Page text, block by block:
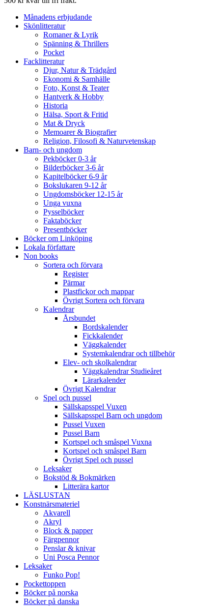
Månadens erbjudande
Skönlitteratur
Romaner & Lyrik
Spänning & Thrillers
Pocket
Facklitteratur
Djur, Natur & Trädgård
Ekonomi & Samhälle
Foto, Konst & Teater
Hantverk & Hobby
Historia
Hälsa, Sport & Fritid
Mat & Dryck
Memoarer & Biografier
Religion, Filosofi & Naturvetenskap
Barn- och ungdom
Pekböcker 0-3 år
Bilderböcker 3-6 år
Kapitelböcker 6-9 år
Bokslukaren 9-12 år
Ungdomsböcker 12-15 år
Unga vuxna
Pysselböcker
Faktaböcker
Presentböcker
Böcker om Linköping
Lokala författare
Non books
Sortera och förvara
Register
Pärmar
Plastfickor och mappar
Övrigt Sortera och förvara
Kalendrar
Årsbundet
Bordskalender
Fickkalender
Väggkalender
Systemkalendrar och tillbehör
Elev- och skolkalendrar
Väggkalendrar Studieåret
Lärarkalender
Övrigt Kalendrar
Spel och pussel
Sällskapsspel Vuxen
Sällskapsspel Barn och ungdom
Pussel Vuxen
Pussel Barn
Kortspel och småspel Vuxna
Kortspel och småspel Barn
Övrigt Spel och pussel
Leksaker
Bokstöd & Bokmärken
Litterära kartor
LÄSLUSTAN
Konstnärsmateriel
Akvarell
Akryl
Block & papper
Färgpennor
Penslar & knivar
Uni Posca Pennor
Leksaker
Funko Pop!
Pockettoppen
Böcker på norska
Böcker på danska